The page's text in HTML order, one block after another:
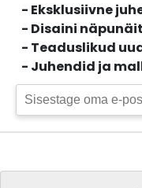
- Eksklusiivne
- Disaini
- Teaduslikud
- Juhendid ja